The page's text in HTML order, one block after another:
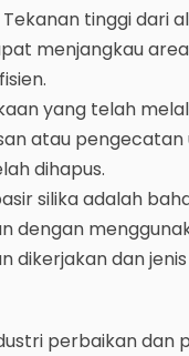
Tekanan tinggi dari
menjangkau
yang telah
atau pengecatan
dihapus.
silika adalah
dengan
dan
perbaikan dan